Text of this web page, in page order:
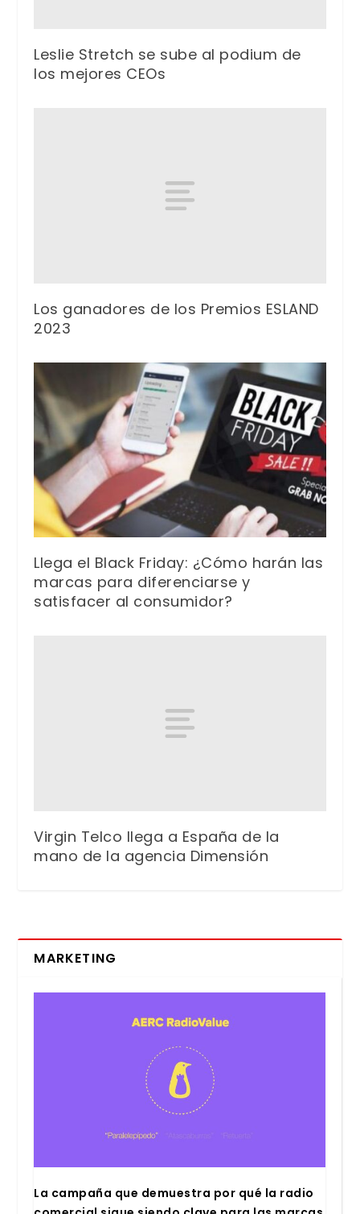
Leslie Stretch se sube al podium de
los mejores CEOs
Los ganadores de los Premios ESLAND
2023
Llega el Black Friday: ¿Cómo harán las
marcas para diferenciarse y
satisfacer al consumidor?
Virgin Telco llega a España de la
mano de la agencia Dimensión
MARKETING
La cam­pa­ña que demues­tra por qué la radio